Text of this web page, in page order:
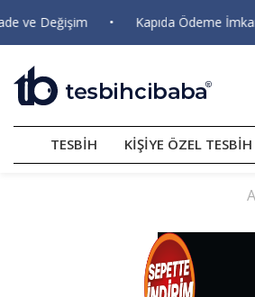
Değişim • Kapıda Ödeme İmkanı
TESBİH KİŞİYE ÖZEL TESBİH